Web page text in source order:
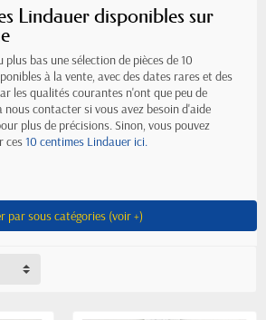
Lindauer disponibles sur
bas une sélection de pièces de 10
à la vente, avec des dates rares et des
les qualités courantes n'ont que peu de
nous contacter si vous avez besoin d'aide
plus de précisions. Sinon, vous pouvez
ces10 centimes Lindauer ici.
par sous catégories (voir +)